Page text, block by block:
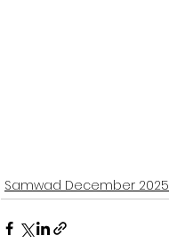
Samwad December 2025